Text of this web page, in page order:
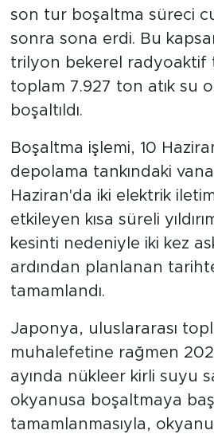
son tur boşaltma süreci
sonra sona erdi. Bu
trilyon bekerel radyoaktif
toplam 7.927 ton atık su
boşaltıldı.
Boşaltma işlemi, 10
depolama tankındaki vana
Haziran'da iki elektrik
etkileyen kısa süreli
kesinti nedeniyle iki kez
ardından planlanan
tamamlandı.
Japonya, uluslararası
muhalefetine rağmen
ayında nükleer kirli suyu
okyanusa boşaltmaya
tamamlanmasıyla,